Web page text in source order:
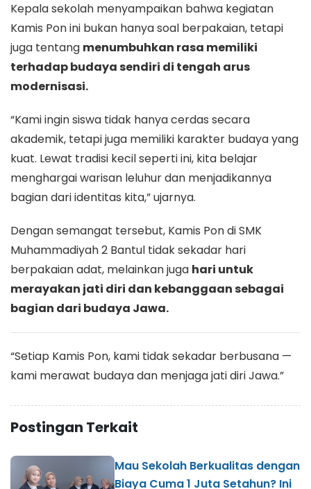
Kepala sekolah menyampaikan bahwa kegiatan
Kamis Pon ini bukan hanya soal berpakaian, tetapi
juga tentang menumbuhkan rasa memiliki
terhadap budaya sendiri di tengah arus
modernisasi.
“Kami ingin siswa tidak hanya cerdas secara
akademik, tetapi juga memiliki karakter budaya yang
kuat. Lewat tradisi kecil seperti ini, kita belajar
menghargai warisan leluhur dan menjadikannya
bagian dari identitas kita,” ujarnya.
Dengan semangat tersebut, Kamis Pon di SMK
Muhammadiyah 2 Bantul tidak sekadar hari
berpakaian adat, melainkan juga hari untuk
merayakan jati diri dan kebanggaan sebagai
bagian dari budaya Jawa.
“Setiap Kamis Pon, kami tidak sekadar berbusana —
kami merawat budaya dan menjaga jati diri Jawa.”
Postingan Terkait
Mau Sekolah Berkualitas dengan
Biaya Cuma 1 Juta Setahun? Ini